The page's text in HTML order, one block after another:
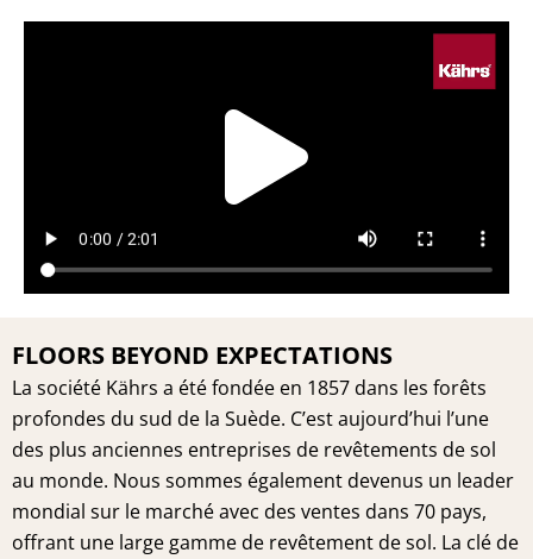
Play
FLOORS BEYOND EXPECTATIONS
La société Kährs a été fondée en 1857 dans les forêts
profondes du sud de la Suède. C’est aujourd’hui l’une
des plus anciennes entreprises de revêtements de sol
au monde. Nous sommes également devenus un leader
mondial sur le marché avec des ventes dans 70 pays,
offrant une large gamme de revêtement de sol. La clé de